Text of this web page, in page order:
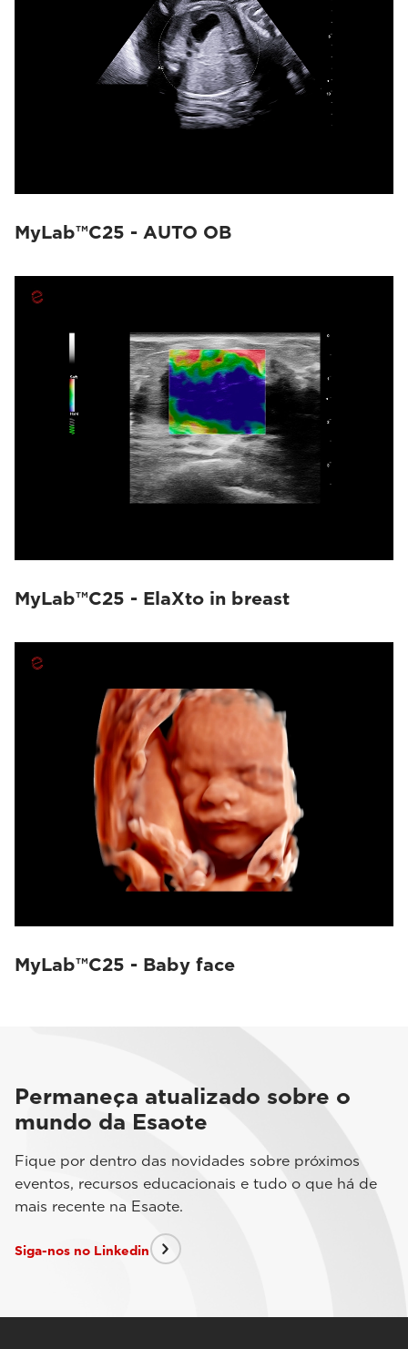
MyLab™C25 - AUTO OB
MyLab™C25 - ElaXto in breast
MyLab™C25 - Baby face
Permaneça atualizado sobre o
mundo da Esaote
Fique por dentro das novidades sobre próximos
eventos, recursos educacionais e tudo o que há de
mais recente na Esaote.
Siga-nos no Linkedin